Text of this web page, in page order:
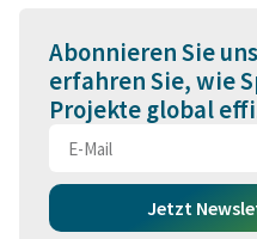
Abonnieren Sie
erfahren Sie, wie
Projekte global
Jetzt